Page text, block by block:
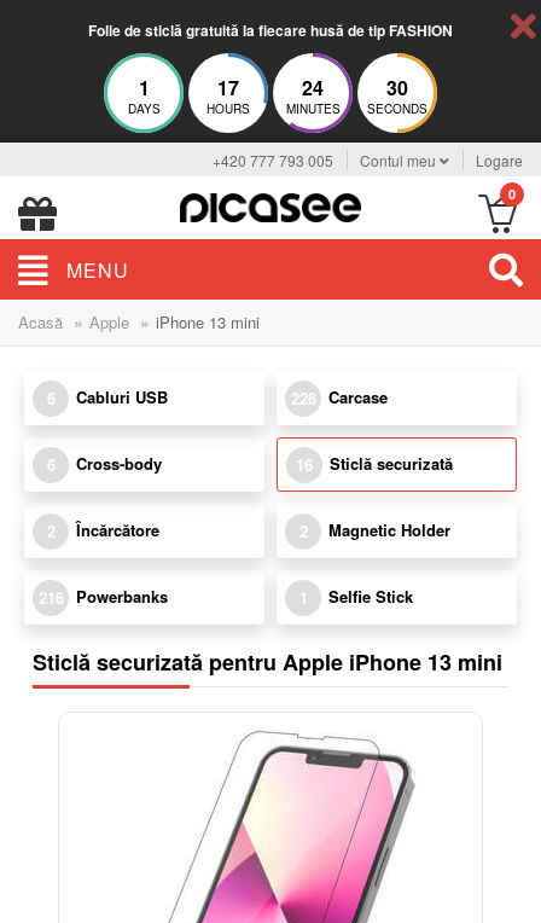
Folie de sticlă gratuită la fiecare husă de tip FASHION
1
DAYS
17
HOURS
24
MINUTES
29
SECONDS
+420 777 793 005 Contul meu Logare
0
MENU
Acasă » Apple » iPhone 13 mini
6 Cabluri USB 228 Carcase
6 Cross-body 16 Sticlă securizată
2 Încărcătore 2 Magnetic Holder
216 Powerbanks 1 Selfie Stick
Sticlă securizată pentru Apple iPhone 13 mini